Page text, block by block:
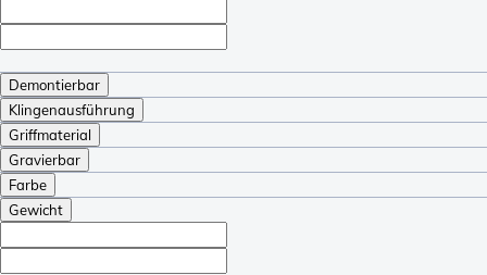
Demontierbar
Klingenausführung
Griffmaterial
Gravierbar
Farbe
Gewicht